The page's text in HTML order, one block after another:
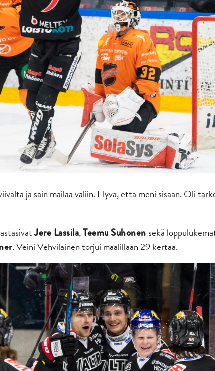
ja sain mailaa väliin. Hyvä, että meni sisään. Oli
Jere Lassila,Teemu Suhonen sekä
. Veini Vehviläinen torjui maalillaan 29 kertaa.